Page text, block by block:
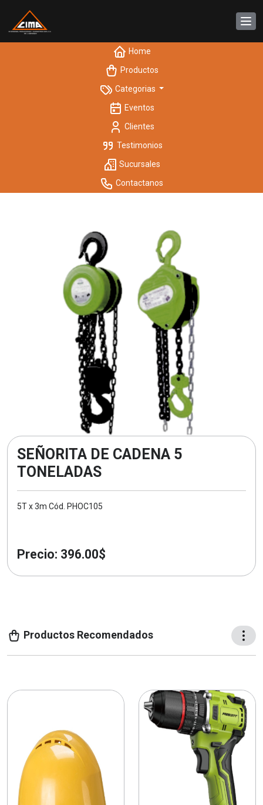
Home
Productos
Categorias
Eventos
Clientes
Testimonios
Sucursales
Contactanos
SEÑORITA DE CADENA 5
TONELADAS
5T x 3m Cód. PHOC105
Precio: 396.00$
Productos Recomendados